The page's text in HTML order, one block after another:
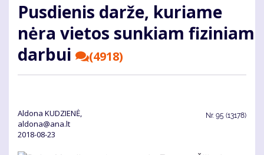
Pusdienis darže, kuriame
nėra vietos sunkiam fiziniam
darbui
(4918)
Aldona KUDZIENĖ,
aldona@ana.lt
2018-08-23
Nr. 95 (13178)